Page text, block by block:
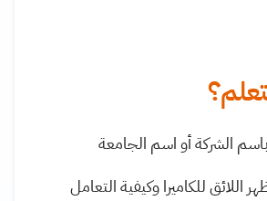
الشركة أو اسم الجامعة
اللائق للكاميرا وكيفية التعامل